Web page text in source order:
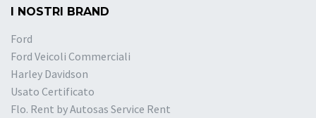
I NOSTRI BRAND
Ford
Ford Veicoli Commerciali
Harley Davidson
Usato Certificato
Flo. Rent by Autosas Service Rent